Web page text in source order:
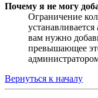
Почему я не могу
Ограничение
вам нужно
превышающее
Вернуться к началу